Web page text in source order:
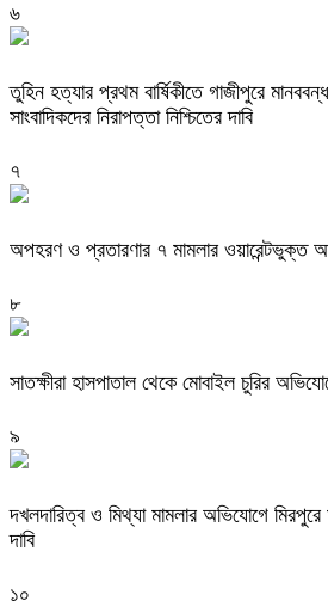
৬
তুহিন হত্যার প্রথম বার্ষিকীতে গাজীপুরে
সাংবাদিকদের নিরাপত্তা নিশ্চিতের দাবি
৭
অপহরণ ও প্রতারণার ৭ মামলার ওয়ারেন্টভুক্ত
৮
সাতক্ষীরা হাসপাতাল থেকে মোবাইল চুরির
৯
দখলদারিত্ব ও মিথ্যা মামলার অভিযোগে
দাবি
১০